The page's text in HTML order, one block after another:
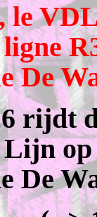
le
De
rijdt
Lijn
De